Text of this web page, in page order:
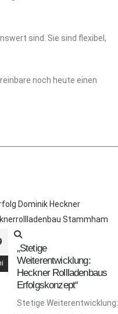
sind. Sie sind flexibel,
noch heute einen
„Stetige
Weiterentwicklung:
Heckner Rollladenbaus
Erfolgskonzept“
Stetige Weiterentwicklung: